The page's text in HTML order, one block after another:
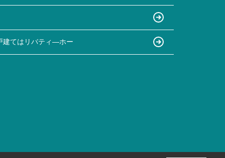
建てはリバティ―ホー